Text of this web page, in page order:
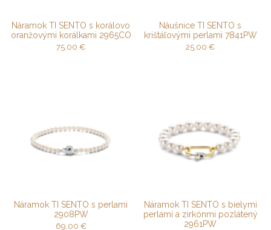
Náramok TI SENTO s korálovo
oranžovými korálkami 2965CO
75,00 €
Náušnice TI SENTO s
krištáľovými perlami 7841PW
25,00 €
Náramok TI SENTO s perlami
2908PW
69,00 €
Náramok TI SENTO s bielymi
perlami a zirkónmi pozlátený
2961PW